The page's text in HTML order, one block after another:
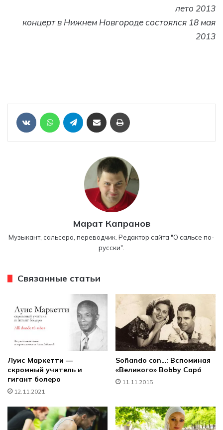
лето 2013
концерт в Нижнем Новгороде состоялся 18 мая
2013
VKontakte WhatsApp Telegram
Марат Капранов
Музыкант, сальсеро, переводчик. Редактор сайта "О сальсе по-
русски".
Связанные статьи
Луис Маркетти —
скромный учитель и
гигант болеро
12.11.2021
Soñando con…: Вспоминая
«Великого» Bobby Capó
11.11.2015